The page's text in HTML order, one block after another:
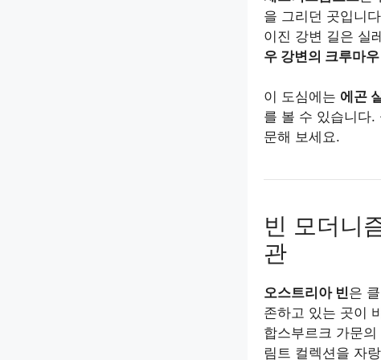
을 그리던 곳입니
이진 강변 길은 실
우 강변의 크루마우
이 도심에는 에곤
를 볼 수 있습니다.
문해 보세요.
빈 모더니
관
오스트리아 빈은
존하고 있는 곳이
합스부르크 가문
림트 컬렉션을 자